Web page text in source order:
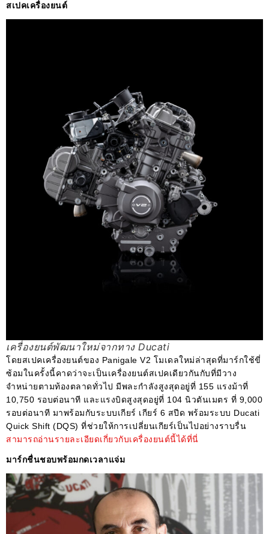
สเปคเครื่องยนต์
เครื่องยนต์พัฒนาใหม่จากทาง Ducati
โดยสเปคเครื่องยนต์ของ Panigale V2 โมเดลใหม่ล่าสุดที่มาร์กใช้ขี่
ซ้อมในครั้งนี้คาดว่าจะเป็นเครื่องยนต์สเปคเดียวกันกับที่มีวาง
จำหน่ายตามท้องตลาดทั่วไป มีพละกำลังสูงสุดอยู่ที่ 155 แรงม้าที่
10,750 รอบต่อนาที และแรงบิดสูงสุดอยู่ที่ 104 นิวตันเมตร ที่ 9,000
รอบต่อนาที มาพร้อมกับระบบเกียร์ เกียร์ 6 สปีด พร้อมระบบ Ducati
Quick Shift (DQS) ที่ช่วยให้การเปลี่ยนเกียร์เป็นไปอย่างราบรื่น
สามารถอ่านรายละเอียดเกี่ยวกับเครื่องยนต์นี้ได้ที่นี่
มาร์กชื่นชอบพร้อมกดเวลาแจ่ม